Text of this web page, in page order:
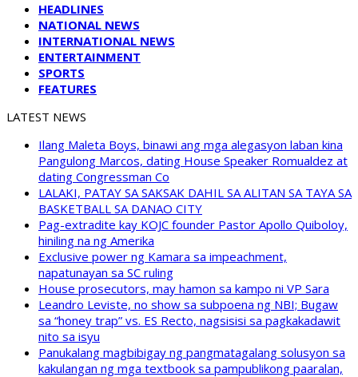
HEADLINES
NATIONAL NEWS
INTERNATIONAL NEWS
ENTERTAINMENT
SPORTS
FEATURES
LATEST NEWS
Ilang Maleta Boys, binawi ang mga alegasyon laban kina
Pangulong Marcos, dating House Speaker Romualdez at
dating Congressman Co
LALAKI, PATAY SA SAKSAK DAHIL SA ALITAN SA TAYA SA
BASKETBALL SA DANAO CITY
Pag-extradite kay KOJC founder Pastor Apollo Quiboloy,
hiniling na ng Amerika
Exclusive power ng Kamara sa impeachment,
napatunayan sa SC ruling
House prosecutors, may hamon sa kampo ni VP Sara
Leandro Leviste, no show sa subpoena ng NBI; Bugaw
sa “honey trap” vs. ES Recto, nagsisisi sa pagkakadawit
nito sa isyu
Panukalang magbibigay ng pangmatagalang solusyon sa
kakulangan ng mga textbook sa pampublikong paaralan,